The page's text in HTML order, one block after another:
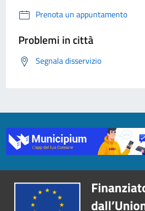
Prenota un appuntamento
Problemi in città
Segnala disservizio